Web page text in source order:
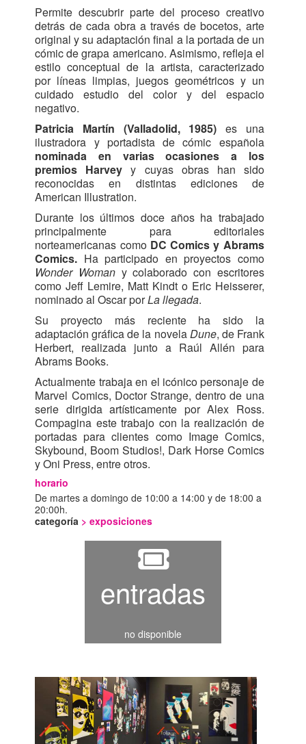
categoría >exposiciones
entradas
no disponible
horario
De martes a domingo de 10:00 a 14:00 y de 18:00 a
20:00h.
Permite descubrir parte del proceso creativo
detrás de cada obra a través de bocetos, arte
original y su adaptación final a la portada de un
cómic de grapa americano. Asimismo, refleja el
estilo conceptual de la artista, caracterizado
por líneas limpias, juegos geométricos y un
cuidado estudio del color y del espacio
negativo.
Patricia Martín
(Valladolid, 1985) es una
ilustradora y portadista de cómic española
nominada en varias ocasiones a los
premios Harvey y cuyas obras han sido
reconocidas en distintas ediciones de
American Illustration.
Durante los últimos doce años ha trabajado
principalmente para editoriales
norteamericanas como DC Comics y Abrams
Comics. Ha participado en proyectos como
Wonder Woman y colaborado con escritores
como Jeff Lemire, Matt Kindt o Eric Heisserer,
nominado al Oscar porLa llegada.
Su proyecto más reciente ha sido la
adaptación gráfica de la novelaDune, de Frank
Herbert, realizada junto a Raúl Allén para
Abrams Books.
Actualmente trabaja en el icónico personaje de
Marvel Comics, Doctor Strange, dentro de una
serie dirigida artísticamente por Alex Ross.
Compagina este trabajo con la realización de
portadas para clientes como Image Comics,
Skybound, Boom Studios!, Dark Horse Comics
y Oni Press, entre otros.